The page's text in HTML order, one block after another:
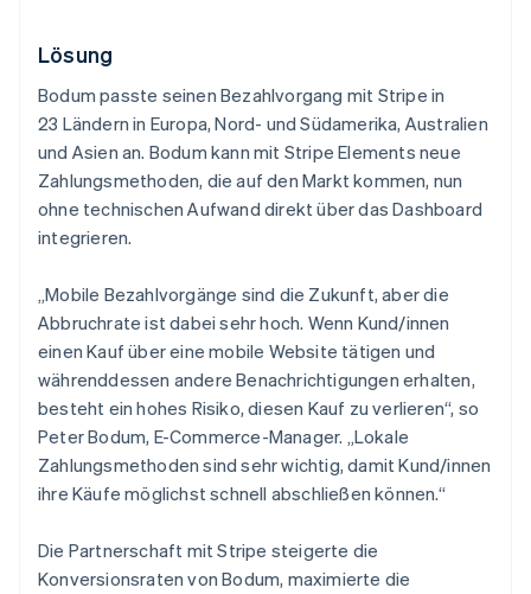
Lösung
Bodum passte seinen Bezahlvorgang mit Stripe in
23 Ländern in Europa, Nord- und Südamerika, Australien
und Asien an. Bodum kann mit Stripe Elements neue
Zahlungsmethoden, die auf den Markt kommen, nun
ohne technischen Aufwand direkt über das Dashboard
integrieren.
„Mobile Bezahlvorgänge sind die Zukunft, aber die
Abbruchrate ist dabei sehr hoch. Wenn Kund/innen
einen Kauf über eine mobile Website tätigen und
währenddessen andere Benachrichtigungen erhalten,
besteht ein hohes Risiko, diesen Kauf zu verlieren“, so
Peter Bodum, E-Commerce-Manager. „Lokale
Zahlungsmethoden sind sehr wichtig, damit Kund/innen
ihre Käufe möglichst schnell abschließen können.“
Die Partnerschaft mit Stripe steigerte die
Konversionsraten von Bodum, maximierte die